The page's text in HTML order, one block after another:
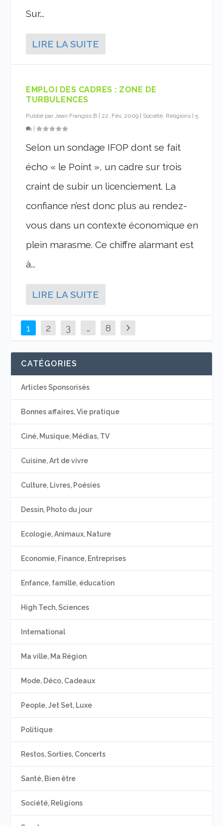
Sur...
LIRE LA SUITE
EMPLOI DES CADRES : ZONE DE
TURBULENCES
Publié par Jean François B | 22, Fév, 2009 | Société, Religions |5
|
Selon un sondage IFOP dont se fait
écho « le Point », un cadre sur trois
craint de subir un licenciement. La
confiance n’est donc plus au rendez-
vous dans un contexte économique en
plein marasme. Ce chiffre alarmant est
à...
LIRE LA SUITE
1 2 3 … 8
CATÉGORIES
Articles Sponsorisés
Bonnes affaires, Vie pratique
Ciné, Musique, Médias, TV
Cuisine, Art de vivre
Culture, Livres, Poésies
Dessin, Photo du jour
Ecologie, Animaux, Nature
Economie, Finance, Entreprises
Enfance, famille, éducation
High Tech, Sciences
International
Ma ville, Ma Région
Mode, Déco, Cadeaux
People, Jet Set, Luxe
Politique
Restos, Sorties, Concerts
Santé, Bien être
Société, Religions